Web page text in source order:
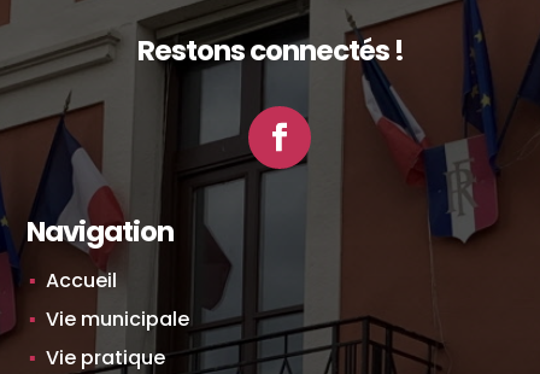
Restons connectés !
Facebook
Navigation
Accueil
Vie municipale
Vie pratique